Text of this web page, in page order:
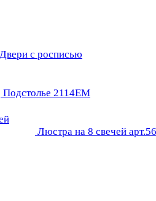
Двери с росписью
Подстолье 2114EM
Люстра на 8 свечей